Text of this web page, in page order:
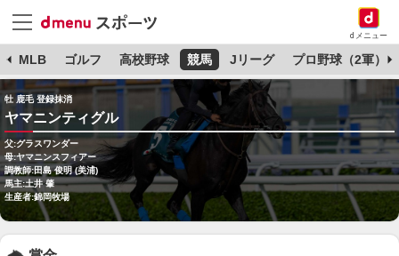
dメニュー
MLB ゴルフ 高校野球 競馬 Jリーグ プロ野球（2軍）
牡 鹿毛 登録抹消
ヤマニンティグル
父:グラスワンダー
母:ヤマニンスフィアー
調教師:田島 俊明 (美浦)
馬主:土井 肇
生産者:錦岡牧場